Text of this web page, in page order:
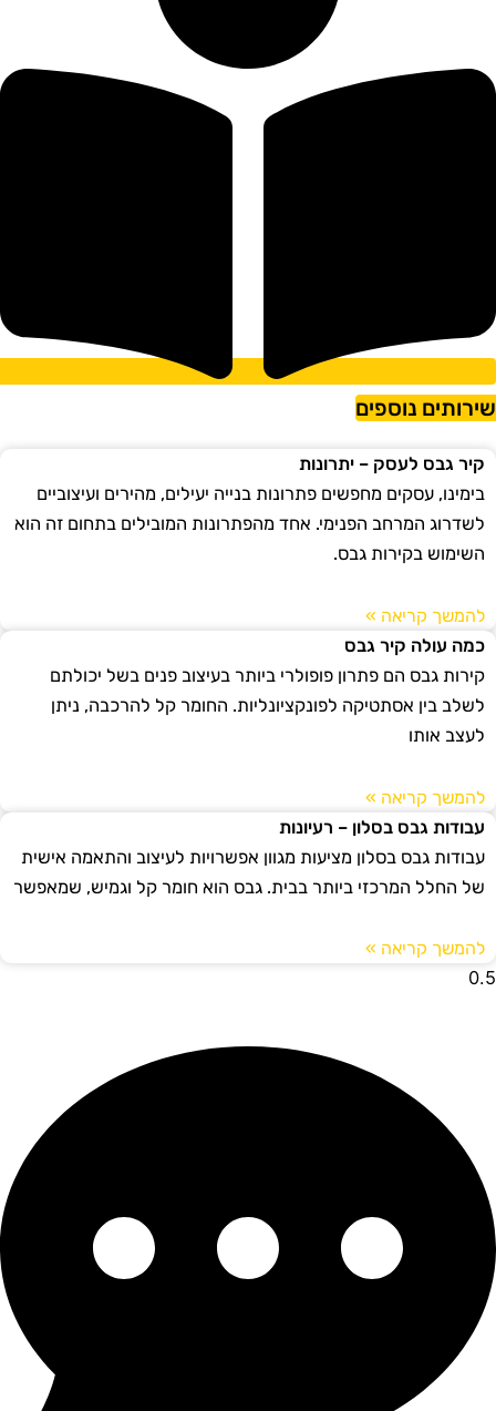
נוספים
קיר גבס לעסק – יתרונות
בימינו, עסקים מחפשים פתרונות בנייה יעילים, מהירים ועיצוביים
לשדרוג המרחב הפנימי. אחד מהפתרונות המובילים בתחום זה הוא
השימוש בקירות גבס.
להמשך קריאה »
כמה עולה קיר גבס
קירות גבס הם פתרון פופולרי ביותר בעיצוב פנים בשל יכולתם
לשלב בין אסתטיקה לפונקציונליות. החומר קל להרכבה, ניתן
לעצב אותו
להמשך קריאה »
עבודות גבס בסלון – רעיונות
עבודות גבס בסלון מציעות מגוון אפשרויות לעיצוב והתאמה אישית
של החלל המרכזי ביותר בבית. גבס הוא חומר קל וגמיש, שמאפשר
להמשך קריאה »